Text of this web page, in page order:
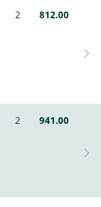
2 812.00
2 941.00